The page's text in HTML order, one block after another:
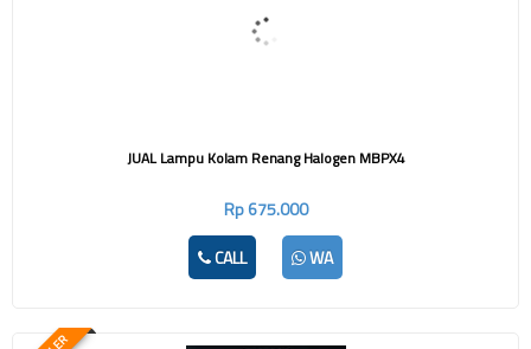
JUAL Lampu Kolam Renang Halogen MBPX4
Rp 675.000
CALL
WA